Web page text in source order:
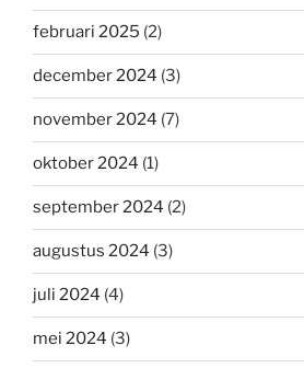
februari 2025 (2)
december 2024 (3)
november 2024 (7)
oktober 2024 (1)
september 2024 (2)
augustus 2024 (3)
juli 2024 (4)
mei 2024 (3)